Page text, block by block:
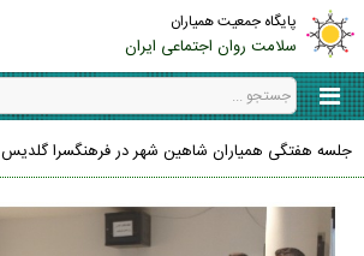
پایگاه جمعیت همیاران
سلامت روان اجتماعی ایران
جلسه هفتگی همیاران شاهین شهر در فرهنگسرا گلدیس